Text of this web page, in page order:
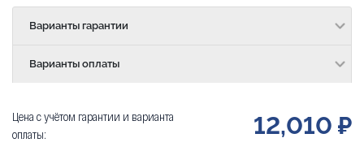
Варианты гарантии
Варианты оплаты
Цена с учётом гарантии и варианта
оплаты:
12,010 ₽